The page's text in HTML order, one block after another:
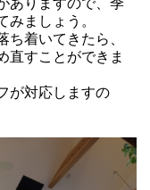
みましょう。
ち着いてきたら、
直すことができま
が対応しますの